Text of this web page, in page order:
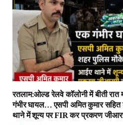
रतलाम:ओल्ड रेलवे कॉलोनी में बीती रात
गंभीर घायल… एसपी अमित कुमार
थाने में शून्य पर FIR कर प्रकरण